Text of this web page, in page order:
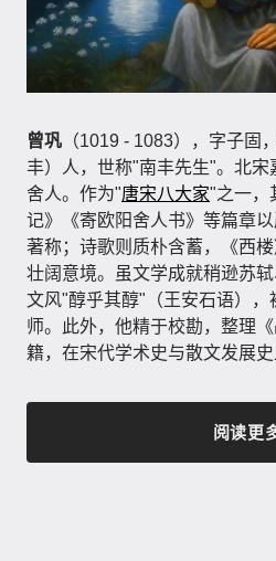
曾巩 （1019 - 1083），字子固
丰）人，世称"南丰先生"。北宋
舍人。作为"唐宋八大家"之一，
记》《寄欧阳舍人书》等篇章
著称；诗歌则质朴含蓄，《西
壮阔意境。虽文学成就稍逊苏
文风"醇乎其醇"（王安石语）
师。此外，他精于校勘，整理
籍，在宋代学术史与散文发展史
阅读更